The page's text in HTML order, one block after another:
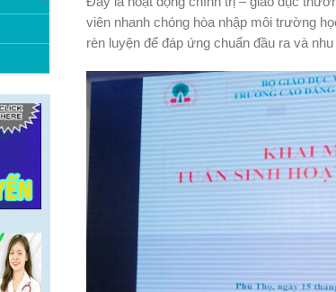
viên nhanh chóng hòa nhập môi trường
rèn luyện để đáp ứng chuẩn đầu ra và